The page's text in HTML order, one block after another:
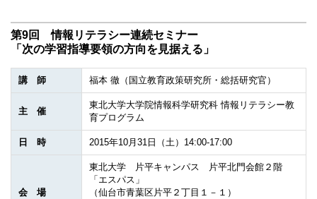
第9回 情報リテラシー連続セミナー
「次の学習指導要領の方向を見据える」
講 師 福本 徹（国立教育政策研究所・総括研究官）
主 催
東北大学大学院情報科学研究科 情報リテラシー教
育プログラム
日 時 2015年10月31日（土）14:00-17:00
会 場
東北大学 片平キャンパス 片平北門会館２階
「エスパス」
（仙台市青葉区片平２丁目１－１）